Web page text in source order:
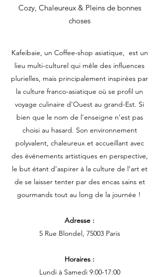
Cozy, Chaleureux & Pleins de bonnes
choses
Kafeibaie, un Coffee-shop asiatique, est un
lieu multi-culturel qui mêle des influences
plurielles, mais principalement inspirées par
la culture franco-asiatique où se profil un
voyage culinaire d’Ouest au grand-Est. Si
bien que le nom de l’enseigne n’est pas
choisi au hasard. Son environnement
polyvalent, chaleureux et accueillant avec
des événements artistiques en perspective,
le but étant d’aspirer à la culture de l’art et
de se laisser tenter par des encas sains et
gourmands tout au long de la journée !
Adresse :
5 Rue Blondel, 75003 Paris
Horaires :
Lundi à Samedi 9:00-17:00